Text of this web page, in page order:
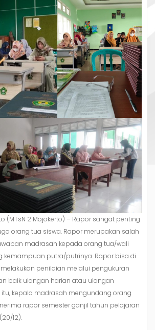
(MTsN 2 Mojokerto) – Rapor sangat penting
orang tua siswa. Rapor merupakan salah
madrasah kepada orang tua/wali
kemampuan putra/putrinya. Rapor bisa di
penilaian melalui pengukuran
baik ulangan harian atau ulangan
itu, kepala madrasah mengundang orang
rapor semester ganjil tahun pelajaran
12).